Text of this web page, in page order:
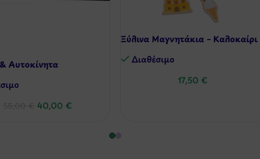
Αυτοκίνητα
40,00€
Ξύλινα Μαγνητάκια – Καλοκαίρι
Διαθέσιμo
17,50€